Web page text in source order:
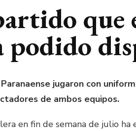
que
podido
jugaron con
de ambos equipos.
en fin de semana de julio ha